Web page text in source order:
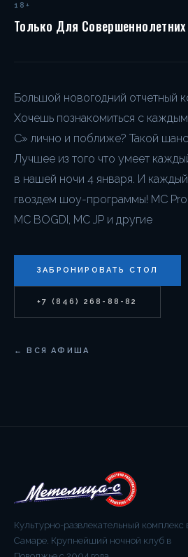
18+
Только Для Совершеннолетних
Большой новогодний отчетный
Хочешь познакомиться с
С» лично и поближе? Такой
Лучшее из того что умеет
в нашей ночи 4 января. И
гвоздем шоу-программы! МС
MC BOGDI, MC JP и другие
ЗАБРОНИРОВАТЬ СТОЛ
+7 (846) 268-88-82
← ВСЯ АФИША
Культурно-развлекательный комплекс
Самаре. Крупнейший ночной клуб в